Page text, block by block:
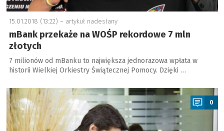
15.01.2018 (13:22) – artykuł nadesłany
mBank przekaże na WOŚP rekordowe 7 mln
złotych
7 milionów od mBanku to największa jednorazowa wpłata w
historii Wielkiej Orkiestry Świątecznej Pomocy. Dzięki …
a
0